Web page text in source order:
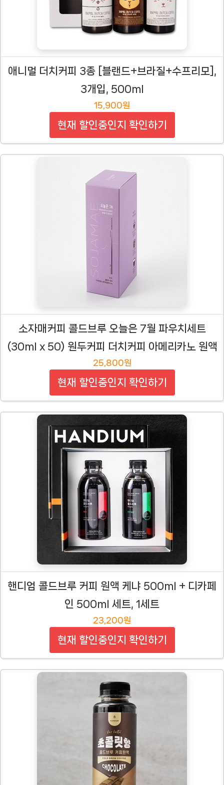
애니멀 더치커피 3종 [블랜드+브라질+수프리모],
3개입, 500ml
15,900원
현재 할인중인지 확인하기
소자매커피 콜드브루 오늘은 7월 파우치세트
(30ml x 50) 원두커피 더치커피 아메리카노 원액
25,800원
현재 할인중인지 확인하기
핸디엄 콜드브루 커피 원액 케냐 500ml + 디카페
인 500ml 세트, 1세트
23,200원
현재 할인중인지 확인하기